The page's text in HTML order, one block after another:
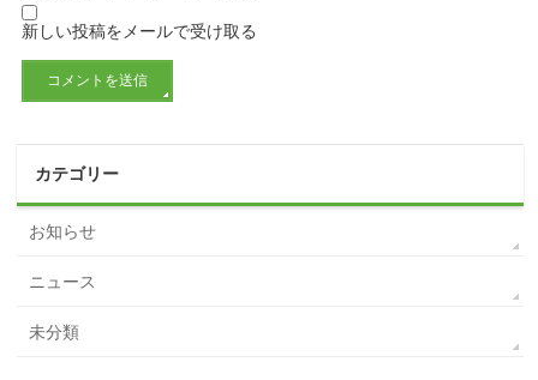
新しい投稿をメールで受け取る
カテゴリー
お知らせ
ニュース
未分類